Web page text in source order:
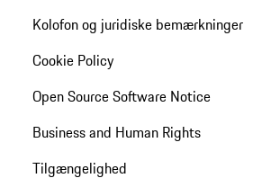
Kolofon og juridiske bemærkninger
Cookie Policy
Open Source Software Notice
Business and Human Rights
Tilgængelighed